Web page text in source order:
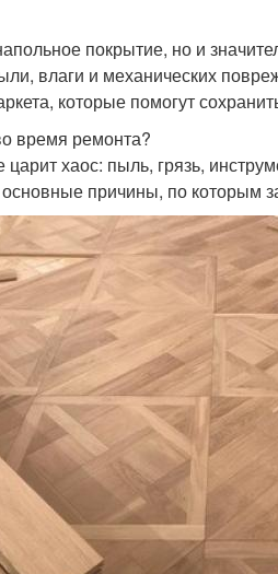
покрытие, но и
влаги и механических
которые помогут
время ремонта?
царит хаос: пыль, грязь,
причины, по которым